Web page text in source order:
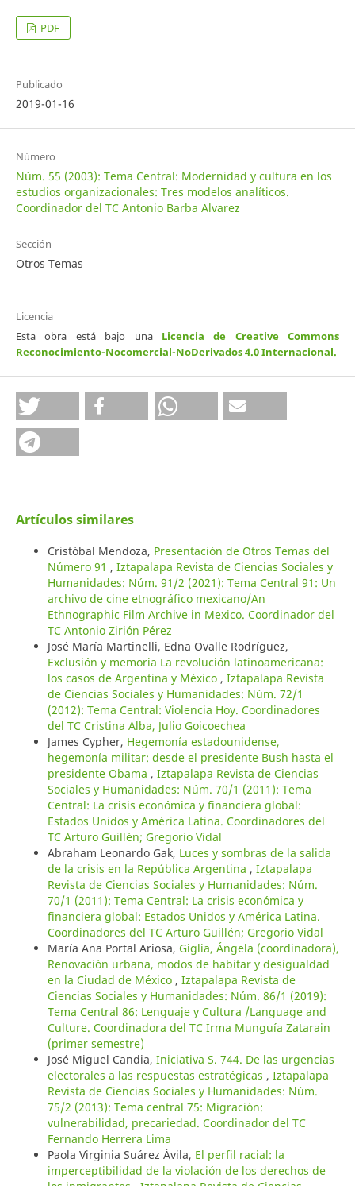
PDF
Publicado
2019-01-16
Número
Núm. 55 (2003): Tema Central: Modernidad y cultura en los
estudios organizacionales: Tres modelos analíticos.
Coordinador del TC Antonio Barba Alvarez
Sección
Otros Temas
Licencia
Esta obra está bajo una Licencia de Creative Commons
Reconocimiento-Nocomercial-NoDerivados 4.0 Internacional.
Artículos similares
Cristóbal Mendoza, Presentación de Otros Temas del
Número 91 , Iztapalapa Revista de Ciencias Sociales y
Humanidades: Núm. 91/2 (2021): Tema Central 91: Un
archivo de cine etnográfico mexicano/An
Ethnographic Film Archive in Mexico. Coordinador del
TC Antonio Zirión Pérez
José María Martinelli, Edna Ovalle Rodríguez,
Exclusión y memoria La revolución latinoamericana:
los casos de Argentina y México , Iztapalapa Revista
de Ciencias Sociales y Humanidades: Núm. 72/1
(2012): Tema Central: Violencia Hoy. Coordinadores
del TC Cristina Alba, Julio Goicoechea
James Cypher, Hegemonía estadounidense,
hegemonía militar: desde el presidente Bush hasta el
presidente Obama , Iztapalapa Revista de Ciencias
Sociales y Humanidades: Núm. 70/1 (2011): Tema
Central: La crisis económica y financiera global:
Estados Unidos y América Latina. Coordinadores del
TC Arturo Guillén; Gregorio Vidal
Abraham Leonardo Gak, Luces y sombras de la salida
de la crisis en la República Argentina , Iztapalapa
Revista de Ciencias Sociales y Humanidades: Núm.
70/1 (2011): Tema Central: La crisis económica y
financiera global: Estados Unidos y América Latina.
Coordinadores del TC Arturo Guillén; Gregorio Vidal
María Ana Portal Ariosa, Giglia, Ángela (coordinadora),
Renovación urbana, modos de habitar y desigualdad
en la Ciudad de México , Iztapalapa Revista de
Ciencias Sociales y Humanidades: Núm. 86/1 (2019):
Tema Central 86: Lenguaje y Cultura /Language and
Culture. Coordinadora del TC Irma Munguía Zatarain
(primer semestre)
José Miguel Candia, Iniciativa S. 744. De las urgencias
electorales a las respuestas estratégicas , Iztapalapa
Revista de Ciencias Sociales y Humanidades: Núm.
75/2 (2013): Tema central 75: Migración:
vulnerabilidad, precariedad. Coordinador del TC
Fernando Herrera Lima
Paola Virginia Suárez Ávila, El perfil racial: la
imperceptibilidad de la violación de los derechos de